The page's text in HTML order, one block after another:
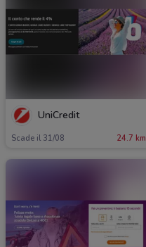
UniCredit
Scade il 31/08 24.7 km